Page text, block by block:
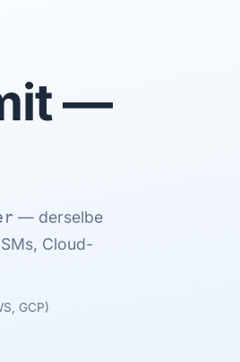
—
— derselbe
Cloud-
GCP)